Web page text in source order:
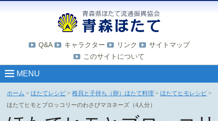
Q&A キャラクター リンク
サイトマップ
このサイトについて
MENU
ホーム >ほたてレシピ >稚貝と子持ち（卵）ほたて料理 >ほたてヒモレシピ >
ほたてヒモとブロッコリーのわさびマヨネーズ（4人分）